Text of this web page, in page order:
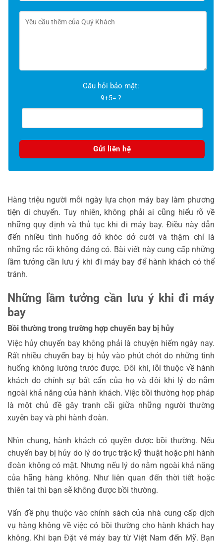
Câu hỏi bảo mật:
9+5= ?
Hàng triệu người mỗi ngày lựa chọn máy bay làm phương
tiện di chuyển. Tuy nhiên, không phải ai cũng hiểu rõ về
những quy định và thủ tục khi đi máy bay. Điều này dẫn
đến nhiều tình huống dở khóc dở cười và thậm chí là
những rắc rối không đáng có. Bài viết này cung cấp những
lầm tưởng cần lưu ý khi đi máy bay để hành khách có thể
tránh.
Những lầm tưởng cần lưu ý khi đi máy
bay
Bồi thường trong trường hợp chuyến bay bị hủy
Việc hủy chuyến bay không phải là chuyện hiếm ngày nay.
Rất nhiều chuyến bay bị hủy vào phút chót do những tình
huống không lường trước được. Đôi khi, lỗi thuộc về hành
khách do chính sự bất cẩn của họ và đôi khi lý do nằm
ngoài khả năng của hành khách. Việc bồi thường hợp pháp
là một chủ đề gây tranh cãi giữa những người thường
xuyên bay và phi hành đoàn.
Nhìn chung, hành khách có quyền được bồi thường. Nếu
chuyến bay bị hủy do lý do trục trặc kỹ thuật hoặc phi hành
đoàn không có mặt. Nhưng nếu lý do nằm ngoài khả năng
của hãng hàng không. Như liên quan đến thời tiết hoặc
thiên tai thì bạn sẽ không được bồi thường.
Vấn đề phụ thuộc vào chính sách của nhà cung cấp dịch
vụ hàng không về việc có bồi thường cho hành khách hay
không. Khi bạn Đặt vé máy bay từ Việt Nam đến Mỹ. Bạn